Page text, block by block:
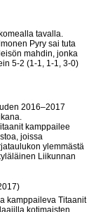
tavalla.
Pyry sai tuta
mahdin, jonka
5-2 (1-1, 1-1, 3-0)
2016–2017
kamppailee
joissa
ylemmästä
Liikunnan
kamppaileva Titaanit
kotimaisten